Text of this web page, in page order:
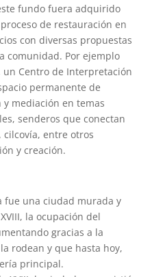
fundo fuera adquirido
de restauración en
con diversas propuestas
comunidad. Por ejemplo
Centro de Interpretación
permanente de
mediación en temas
senderos que conectan
cilcovía, entre otros
y creación.
fue una ciudad murada y
la ocupación del
gracias a la
rodean y que hasta hoy,
principal.